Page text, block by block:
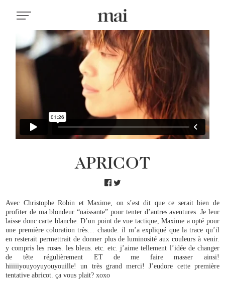
APRICOT
Avec Christophe Robin et Maxime, on s’est dit que ce serait bien de
profiter de ma blondeur “naissante” pour tenter d’autres aventures. Je leur
laisse donc carte blanche. D’un point de vue tactique, Maxime a opté pour
une première coloration très… chaude. il m’a expliqué que la trace qu’il
en resterait permettrait de donner plus de luminosité aux couleurs à venir.
y compris les roses. les bleus. etc. etc. j’aime tellement l’idée de changer
de tête régulièrement ET de me faire masser ainsi!
hiiiiiyouyoyuyouyouille! un très grand merci! J’eudore cette première
tentative abricot. ça vous plait? xoxo